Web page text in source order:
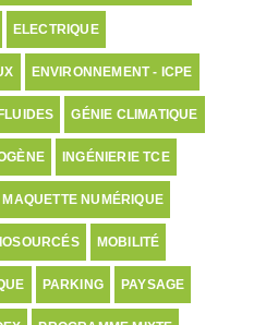
ELECTRIQUE
ENVIRONNEMENT - ICPE
GÉNIE CLIMATIQUE
INGÉNIERIE TCE
MAQUETTE NUMÉRIQUE
MOBILITÉ
PARKING PAYSAGE